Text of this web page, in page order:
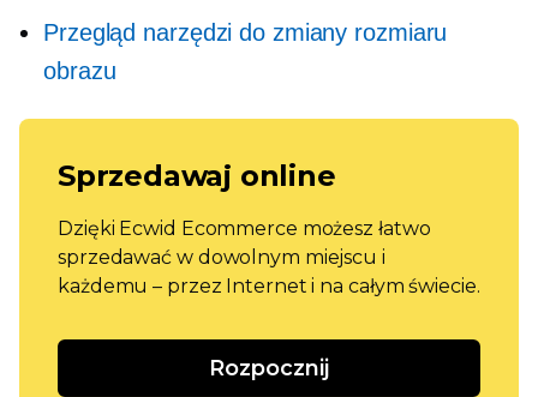
Przegląd narzędzi do zmiany rozmiaru
obrazu
Sprzedawaj online
Dzięki Ecwid Ecommerce możesz łatwo
sprzedawać w dowolnym miejscu i
każdemu – przez Internet i na całym świecie.
Rozpocznij